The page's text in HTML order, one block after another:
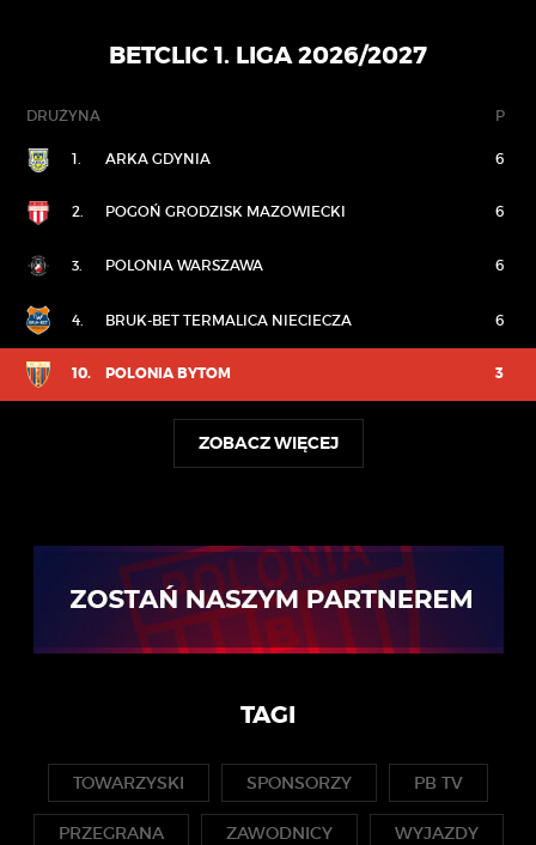
BETCLIC 1. LIGA 2026/2027
DRUŻYNA P
1. ARKA GDYNIA 6
2. POGOŃ GRODZISK MAZOWIECKI 6
3. POLONIA WARSZAWA 6
4. BRUK-BET TERMALICA NIECIECZA 6
10. POLONIA BYTOM 3
ZOBACZ WIĘCEJ
TAGI
TOWARZYSKI SPONSORZY PB TV
PRZEGRANA ZAWODNICY WYJAZDY